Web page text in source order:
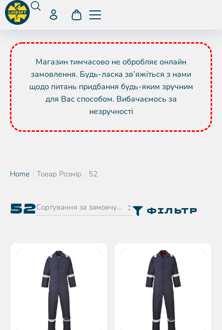
Магазин тимчасово не обробляє онлайн
замовлення. Будь-ласка зв’яжіться з нами
щодо питань придбання будь-яким зручним
для Вас способом. Вибачаємось за
незручності
You are here:
Home Товар Розмір 52
52 ФІЛЬТР